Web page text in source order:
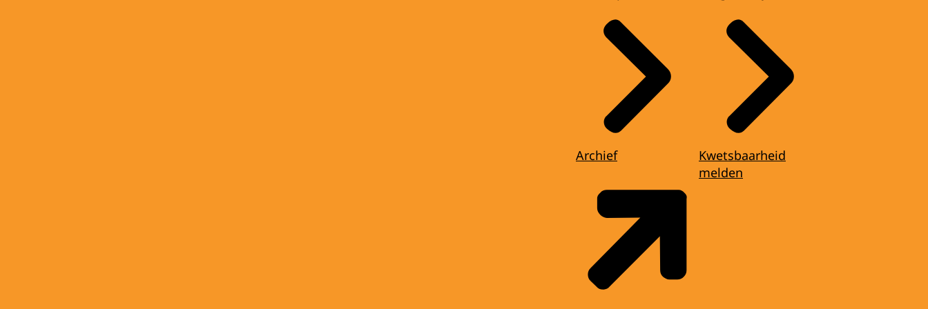
Archief
Kwetsbaarheid
melden